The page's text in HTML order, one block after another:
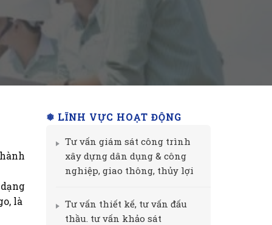
là
❅ LĨNH VỰC HOẠT ĐỘNG
Tư vấn giám sát công trình
xây dựng dân dụng & công
nghiệp, giao thông, thủy lợi
Tư vấn thiết kế, tư vấn đấu
thầu. tư vấn khảo sát